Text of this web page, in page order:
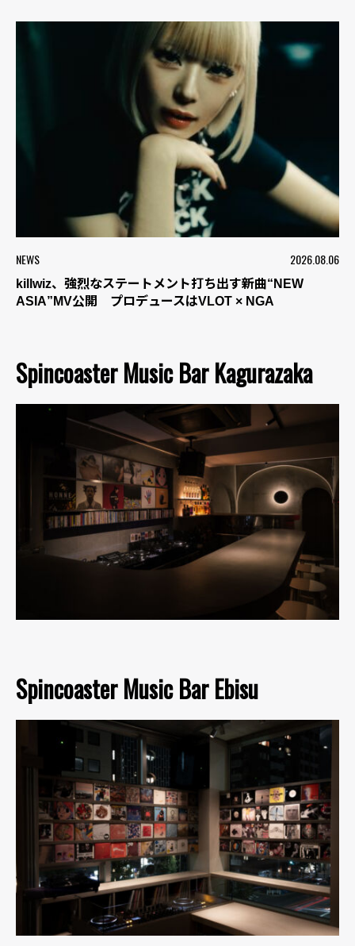
NEWS 2026.08.06
killwiz、強烈なステートメント打ち出す新曲“NEW
ASIA”MV公開 プロデュースはVLOT × NGA
Spincoaster Music Bar Kagurazaka
Spincoaster Music Bar Ebisu